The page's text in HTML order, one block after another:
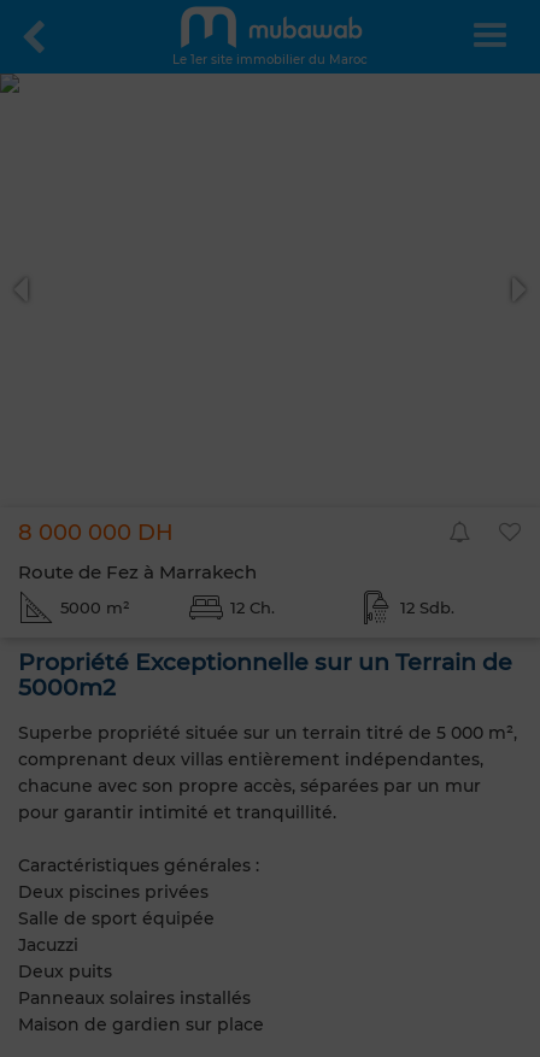
Le 1er site immobilier du Maroc
8 000 000 DH
Route de Fez à Marrakech
5000 m² 12 Ch. 12 Sdb.
Propriété Exceptionnelle sur un Terrain de
5000m2
Superbe propriété située sur un terrain titré de 5 000 m²,
comprenant deux villas entièrement indépendantes,
chacune avec son propre accès, séparées par un mur
pour garantir intimité et tranquillité.
Caractéristiques générales :
Deux piscines privées
Salle de sport équipée
Jacuzzi
Deux puits
Panneaux solaires installés
Maison de gardien sur place